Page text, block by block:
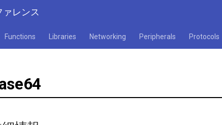
レンス
Functions Libraries Networking Peripherals Protocols